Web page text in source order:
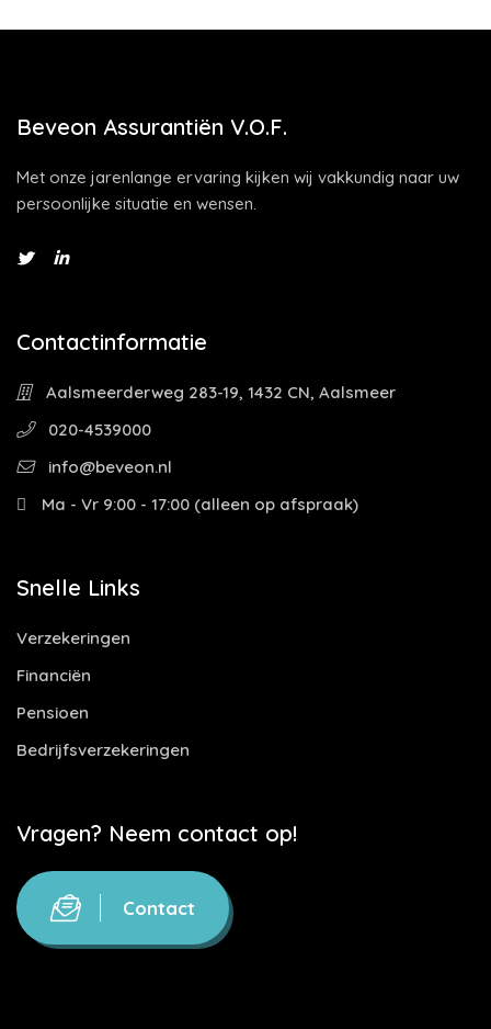
Beveon Assurantiën V.O.F.
Met onze jarenlange ervaring kijken wij vakkundig naar uw
persoonlijke situatie en wensen.
Contactinformatie
Aalsmeerderweg 283-19, 1432 CN, Aalsmeer
020-4539000
info@beveon.nl
Ma - Vr 9:00 - 17:00 (alleen op afspraak)
Snelle Links
Verzekeringen
Financiën
Pensioen
Bedrijfsverzekeringen
Vragen? Neem contact op!
Contact